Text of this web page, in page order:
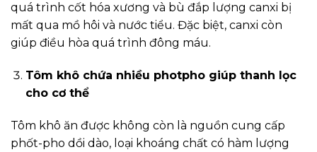
quá trình cốt hóa xương và bù đắp lượng canxi bị
mất qua mồ hôi và nước tiểu. Đặc biệt, canxi còn
giúp điều hòa quá trình đông máu.
Tôm khô chứa nhiều photpho giúp thanh lọc
cho cơ thể
Tôm khô ăn được không còn là nguồn cung cấp
phốt-pho dồi dào, loại khoáng chất có hàm lượng